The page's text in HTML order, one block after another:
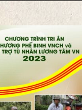
SBTN: 50 Năm:
Phế Binh VNCH.
Viên Vận Hội Mới